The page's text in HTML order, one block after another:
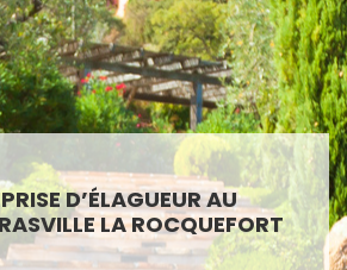
D’ÉLAGUEUR AU
LA ROCQUEFORT